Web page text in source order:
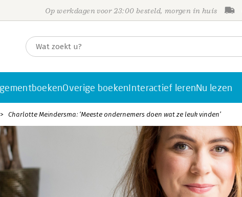
Op werkdagen voor 23:00 besteld, morgen in huis
Overige boekenInteractief lerenNu lezen
Charlotte Meindersma: ‘Meeste ondernemers doen wat ze leuk vinden’